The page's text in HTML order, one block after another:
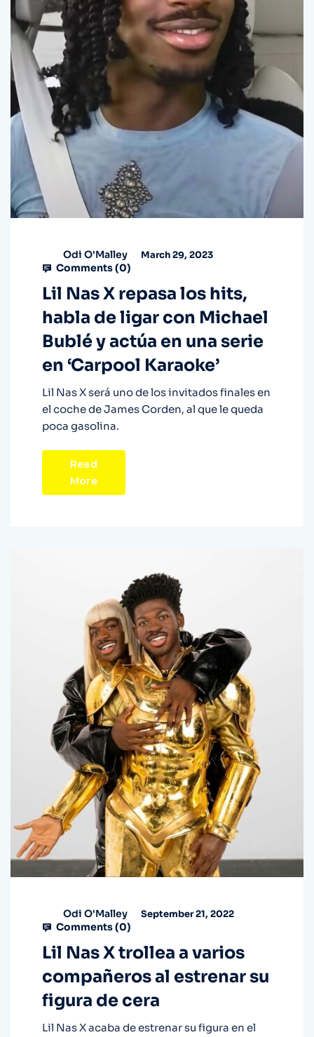
Odi O'Malley March 29, 2023
Comments (0)
Lil Nas X repasa los hits,
habla de ligar con Michael
Bublé y actúa en una serie
en ‘Carpool Karaoke’
Lil Nas X será uno de los invitados finales en
el coche de James Corden, al que le queda
poca gasolina.
Read
More
Odi O'Malley September 21, 2022
Comments (0)
Lil Nas X trollea a varios
compañeros al estrenar su
figura de cera
Lil Nas X acaba de estrenar su figura en el